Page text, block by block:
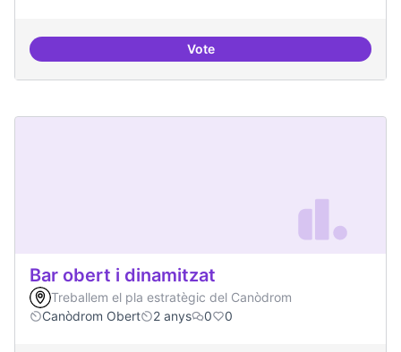
VoteBeques de recerca per
Bar obert i dinamitzat
Treballem el pla estratègic del Canòdrom
Canòdrom Obert
2 anys 0 0